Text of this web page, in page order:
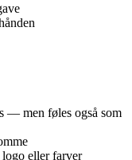
— men føles også som
eller farver